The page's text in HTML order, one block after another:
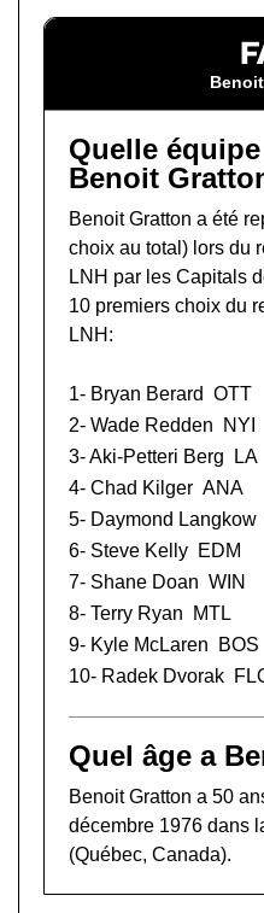
Quelle
Benoit
Benoit Gratton a été
choix au total) lors du
LNH par les Capitals
10 premiers choix du
LNH:
1- Bryan Berard OTT
2- Wade Redden
NYI
3-Aki-Petteri Berg
LA
4- Chad Kilger ANA
5- Daymond Langkow
6- Steve Kelly EDM
7- Shane Doan WIN
8- Terry Ryan
MTL
9- Kyle McLaren
BOS
10- Radek Dvorak
Quel âge a
Benoit Gratton a 50
décembre 1976 dans
(Québec, Canada).